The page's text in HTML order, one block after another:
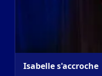
Isabelle s'accroche